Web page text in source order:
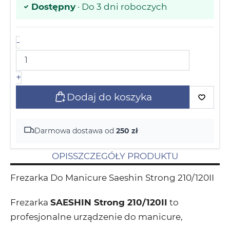
Dostępny· Do 3 dni roboczych
-
+
Dodaj do koszyka
Darmowa dostawa od 250 zł
OPISSZCZEGÓŁY PRODUKTU
Frezarka Do Manicure Saeshin Strong 210/120II
Frezarka SAESHIN Strong 210/120II to
profesjonalne urządzenie do manicure,